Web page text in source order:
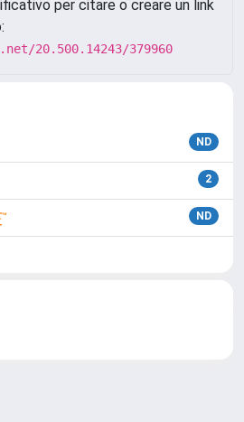
per citare o creare un link
20.500.14243/379960
ND
2
ND